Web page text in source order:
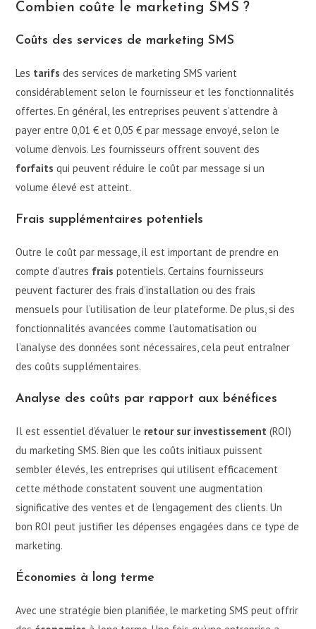
Combien coûte le marketing SMS ?
Coûts des services de marketing SMS
Les tarifs des services de marketing SMS varient
considérablement selon le fournisseur et les fonctionnalités
offertes. En général, les entreprises peuvent s’attendre à
payer entre 0,01 € et 0,05 € par message envoyé, selon le
volume d’envois. Les fournisseurs offrent souvent des
forfaits qui peuvent réduire le coût par message si un
volume élevé est atteint.
Frais supplémentaires potentiels
Outre le coût par message, il est important de prendre en
compte d’autres frais potentiels. Certains fournisseurs
peuvent facturer des frais d’installation ou des frais
mensuels pour l’utilisation de leur plateforme. De plus, si des
fonctionnalités avancées comme l’automatisation ou
l’analyse des données sont nécessaires, cela peut entraîner
des coûts supplémentaires.
Analyse des coûts par rapport aux bénéfices
Il est essentiel d’évaluer le retour sur investissement (ROI)
du marketing SMS. Bien que les coûts initiaux puissent
sembler élevés, les entreprises qui utilisent efficacement
cette méthode constatent souvent une augmentation
significative des ventes et de l’engagement des clients. Un
bon ROI peut justifier les dépenses engagées dans ce type de
marketing.
Économies à long terme
Avec une stratégie bien planifiée, le marketing SMS peut offrir